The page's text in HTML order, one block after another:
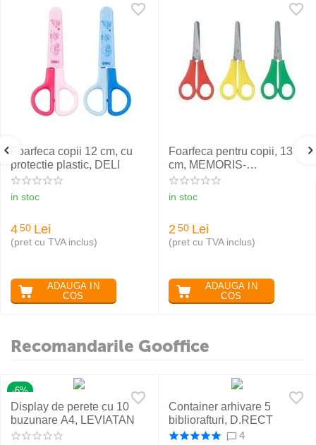
Foarfeca copii 12 cm, cu
protectie plastic, DELI
in stoc
4 50 Lei
(pret cu TVA inclus)
ADAUGA IN
COS
Foarfeca pentru copii, 13
cm, MEMORIS-
PRECIOUS
in stoc
2 50 Lei
(pret cu TVA inclus)
ADAUGA IN
COS
Recomandarile Gooffice
-6%
Display de perete cu 10
buzunare A4, LEVIATAN
Container arhivare 5
bibliorafturi, D.RECT
4